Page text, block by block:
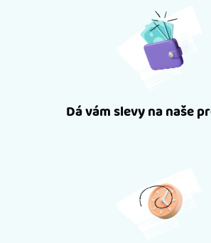
Dá vám slevy na naše